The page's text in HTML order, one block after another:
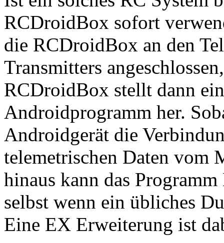
RCDroidBox sofort
die RCDroidBox an den
Transmitters
RCDroidBox stellt dann
Androidprogramm her.
Androidgerät die
telemetrischen Daten vom
hinaus kann das
selbst wenn ein übliches
Eine EX Erweiterung ist